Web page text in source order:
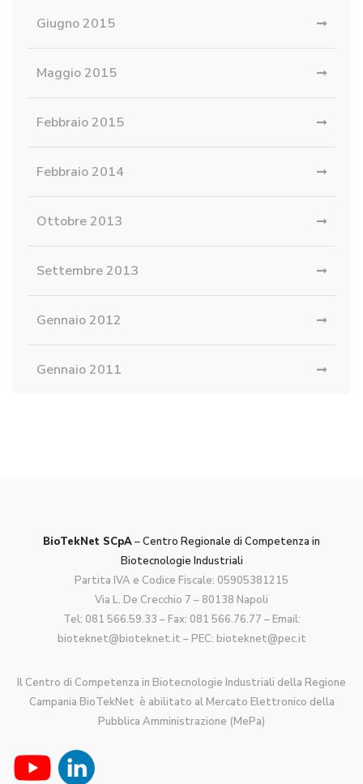
Giugno 2015
Maggio 2015
Febbraio 2015
Febbraio 2014
Ottobre 2013
Settembre 2013
Gennaio 2012
Gennaio 2011
BioTekNet SCpA– Centro Regionale di Competenza in
Biotecnologie Industriali
Partita IVA e Codice Fiscale: 05905381215
Via L. De Crecchio 7 – 80138 Napoli
Tel: 081 566.59.33 – Fax: 081 566.76.77 – Email:
bioteknet@bioteknet.it – PEC: bioteknet@pec.it
Il Centro di Competenza in Biotecnologie Industriali della Regione
Campania BioTekNet è abilitato al Mercato Elettronico della
Pubblica Amministrazione (MePa)